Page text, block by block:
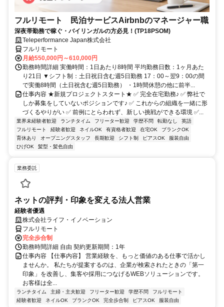
フルリモート 民泊サービスAirbnbのマネージャー職
深夜帯勤務で稼ぐ・バイリンガルの方必見！(TP18PSOM)
Teleperformance Japan株式会社
フルリモート
月給550,000円～610,000円
勤務時間詳細 実働時間：1日あたり8時間 平均勤務日数：1ヶ月あた
り21日 ▼シフト制：土日祝日含む週5日勤務 17：00～翌9：00の間
で実働8時間（土日祝含む週5日勤務） ・1時間休憩の他に前半...
仕事内容 ★新規プロジェクトスタート★ ✅ 完全在宅勤務♪ ✅ 弊社で
しか募集をしていないポジションです♪ ✅ これからの組織を一緒に形
づくるやりがい ✅ 前例にとらわれず、新しい挑戦ができる環境 ✅...
業界未経験者歓迎 ランチタイム フリーター歓迎 学歴不問 転勤なし
英語
フルリモート
経験者歓迎 ネイルOK 有資格者歓迎 在宅OK
ブランクOK
育休あり
オープニングスタッフ 長期歓迎 シフト制 ピアスOK
服装自由
ひげOK
髪型・髪色自由
業務委託
ネットの評判・印象を変える法人営業
経験者優遇
株式会社ライフ・イノベーション
フルリモート
完全歩合制
勤務時間詳細 自由 契約更新期間：1年
仕事内容 【仕事内容】 営業経験を、もっと価値のある仕事で活かし
ませんか。 私たちが提案するのは、企業が検索されたときの「第一
印象」を改善し、集客や採用につなげるWEBソリューションです。
お客様は全...
ランチタイム 主婦・主夫歓迎 フリーター歓迎 学歴不問
フルリモート
経験者歓迎
ネイルOK ブランクOK 完全歩合制 ピアスOK 服装自由